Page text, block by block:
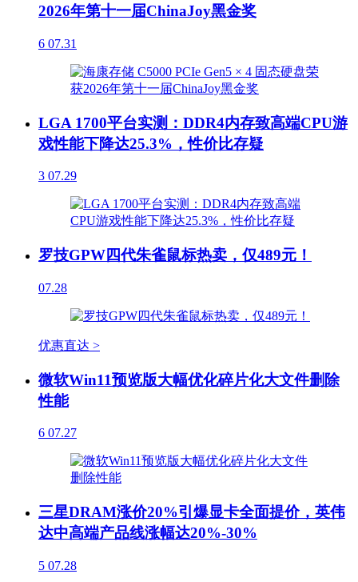
2026年第十一届ChinaJoy黑金奖
6 07.31
LGA 1700平台实测：DDR4内存致高端CPU游
戏性能下降达25.3%，性价比存疑
3 07.29
罗技GPW四代朱雀鼠标热卖，仅489元！
07.28
优惠直达 >
微软Win11预览版大幅优化碎片化大文件删除
性能
6 07.27
三星DRAM涨价20%引爆显卡全面提价，英伟
达中高端产品线涨幅达20%-30%
5 07.28